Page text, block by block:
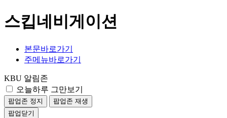
스킵네비게이션
본문바로가기
주메뉴바로가기
KBU 알림존
오늘하루 그만보기
팝업존 정지
팝업존 재생
팝업닫기